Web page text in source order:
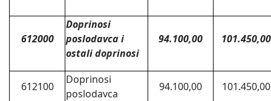
612000
Doprinosi
poslodavca i
ostali doprinosi
94.100,00 101.450,00
612100
Doprinosi
poslodavca
94.100,00 101.450,00